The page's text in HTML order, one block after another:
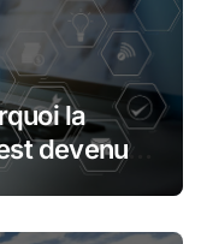
la
devenue